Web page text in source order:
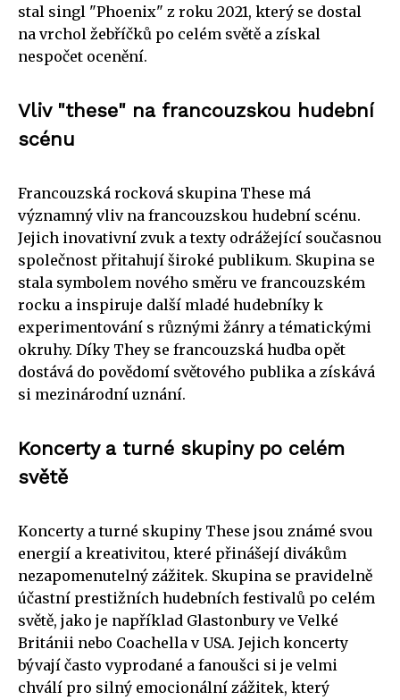
stal singl "Phoenix" z roku 2021, který se dostal
na vrchol žebříčků po celém světě a získal
nespočet ocenění.
Vliv "these" na francouzskou hudební
scénu
Francouzská rocková skupina These má
významný vliv na francouzskou hudební scénu.
Jejich inovativní zvuk a texty odrážející současnou
společnost přitahují široké publikum. Skupina se
stala symbolem nového směru ve francouzském
rocku a inspiruje další mladé hudebníky k
experimentování s různými žánry a tématickými
okruhy. Díky They se francouzská hudba opět
dostává do povědomí světového publika a získává
si mezinárodní uznání.
Koncerty a turné skupiny po celém
světě
Koncerty a turné skupiny These jsou známé svou
energií a kreativitou, které přinášejí divákům
nezapomenutelný zážitek. Skupina se pravidelně
účastní prestižních hudebních festivalů po celém
světě, jako je například Glastonbury ve Velké
Británii nebo Coachella v USA. Jejich koncerty
bývají často vyprodané a fanoušci si je velmi
chválí pro silný emocionální zážitek, který